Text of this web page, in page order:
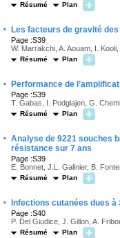
Résumé Plan
· Les facteurs de gravité
Page :S39
W. Marrakchi, A. Aouam, I.
Résumé Plan
· Performance de
Page :S39
T. Gabas, I. Podglajen, G.
Résumé Plan
· Analyse de 9221 souches
résistance sur 7 ans
Page :S39
E. Bonnet, J.L. Galinier, B.
Résumé Plan
· Infections cutanées dues à
Page :S40
P. Del Giudice, J. Gillon, A.
Résumé Plan